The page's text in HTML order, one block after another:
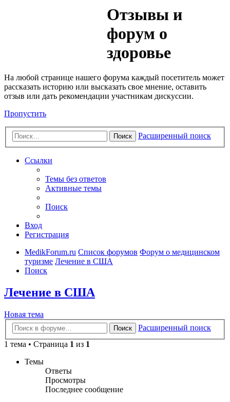
Отзывы и
форум о
здоровье
На любой странице нашего форума каждый посетитель может
рассказать историю или высказать свое мнение, оставить
отзыв или дать рекомендации участникам дискуссии.
Пропустить
Поиск Расширенный поиск
Ссылки
Темы без ответов
Активные темы
Поиск
Вход
Регистрация
MedikForum.ru Список форумов Форум о медицинском
туризме Лечение в США
Поиск
Лечение в США
Новая тема
Поиск
Расширенный поиск
1 тема • Страница 1 из 1
Темы
Ответы
Просмотры
Последнее сообщение